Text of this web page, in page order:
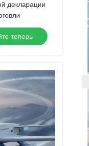
декларации
теперь